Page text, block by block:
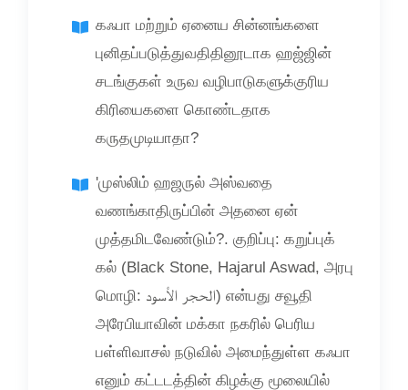
கஃபா மற்றும் ஏனைய சின்னங்களை
புனிதப்படுத்துவதிதினூடாக ஹஜ்ஜின்
சடங்குகள் உருவ வழிபாடுகளுக்குரிய
கிரியைகளை கொண்டதாக
கருதமுடியாதா?
'முஸ்லிம் ஹஜருல் அஸ்வதை
வணங்காதிருப்பின் அதனை ஏன்
முத்தமிடவேண்டும்?. குறிப்பு: கறுப்புக்
கல் (Black Stone, Hajarul Aswad, அரபு
மொழி: الحجر الأسود‎) என்பது சவூதி
அரேபியாவின் மக்கா நகரில் பெரிய
பள்ளிவாசல் நடுவில் அமைந்துள்ள கஃபா
எனும் கட்டடத்தின் கிழக்கு மூலையில்